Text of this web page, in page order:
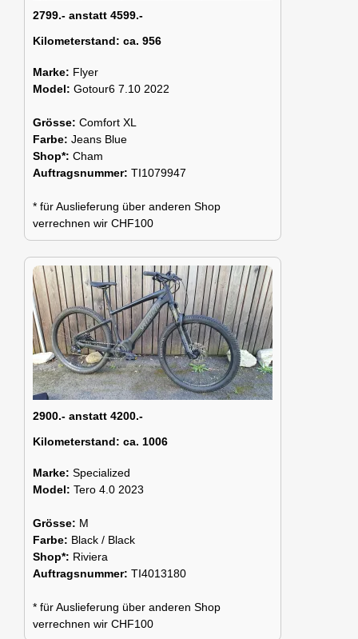
2799.- anstatt 4599.-
Kilometerstand: ca. 956
Marke: Flyer
Model: Gotour6 7.10 2022
Grösse: Comfort XL
Farbe: Jeans Blue
Shop*: Cham
Auftragsnummer: TI1079947
* für Auslieferung über anderen Shop
verrechnen wir CHF100
2900.- anstatt 4200.-
Kilometerstand: ca. 1006
Marke: Specialized
Model: Tero 4.0 2023
Grösse: M
Farbe: Black / Black
Shop*: Riviera
Auftragsnummer: TI4013180
* für Auslieferung über anderen Shop
verrechnen wir CHF100